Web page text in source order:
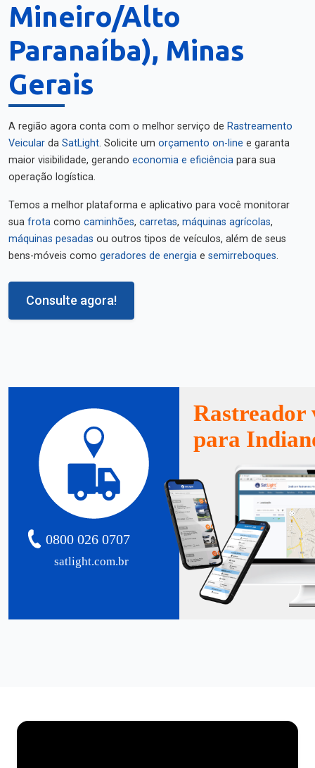
Mineiro/Alto
Paranaíba), Minas
Gerais
A região agora conta com o melhor serviço de Rastreamento
Veicular da SatLight. Solicite um orçamento on-line e garanta
maior visibilidade, gerando economia e eficiência para sua
operação logística.
Temos a melhor plataforma e aplicativo para você monitorar
sua frota como caminhões, carretas, máquinas agrícolas,
máquinas pesadas ou outros tipos de veículos, além de seus
bens-móveis como geradores de energia e semirreboques.
Consulte agora!
satlight.com.br
0800 026 0707
Rastreador
para